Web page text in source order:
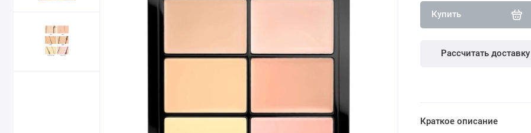
Купить
Рассчитать доставку
Краткое описание